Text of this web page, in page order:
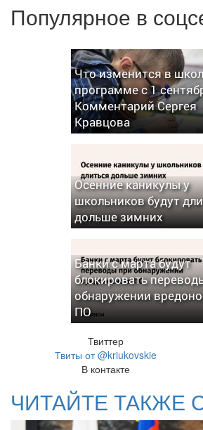
Популярное в
Что изменится в
программе с 1
Комментарий Сергея
Кравцова
Осенние каникулы у
школьников будут
дольше зимних
Банки с марта будут
блокировать
обнаружении
ПО
Твиттер
Твиты от @kriukovskie
В контакте
ЧИТАЙТЕ ТАКЖЕ